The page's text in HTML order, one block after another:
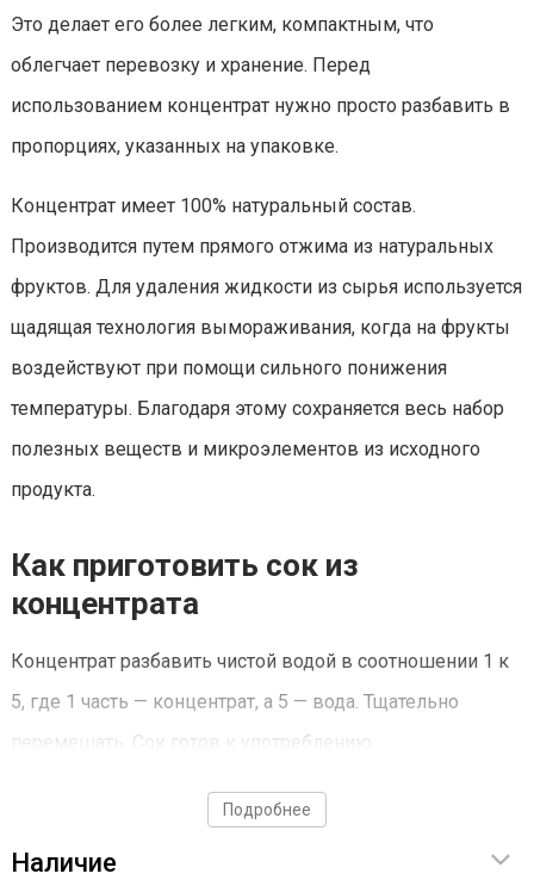
Это делает его более легким, компактным, что
облегчает перевозку и хранение. Перед
использованием концентрат нужно просто разбавить в
пропорциях, указанных на упаковке.
Концентрат имеет 100% натуральный состав.
Производится путем прямого отжима из натуральных
фруктов. Для удаления жидкости из сырья используется
щадящая технология вымораживания, когда на фрукты
воздействуют при помощи сильного понижения
температуры. Благодаря этому сохраняется весь набор
полезных веществ и микроэлементов из исходного
продукта.
Как приготовить сок из
концентрата
Концентрат разбавить чистой водой в соотношении 1 к
5, где 1 часть — концентрат, а 5 — вода. Тщательно
перемешать. Сок готов к употреблению.
Как приготовить сидр из
концентрата
Подробнее
Наличие